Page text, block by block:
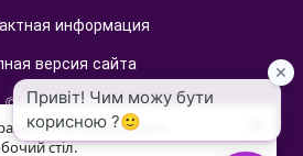
відправляти
стіл.
відправляти
стіл.
информация
версия сайта
© 2014—2026
kancbaza